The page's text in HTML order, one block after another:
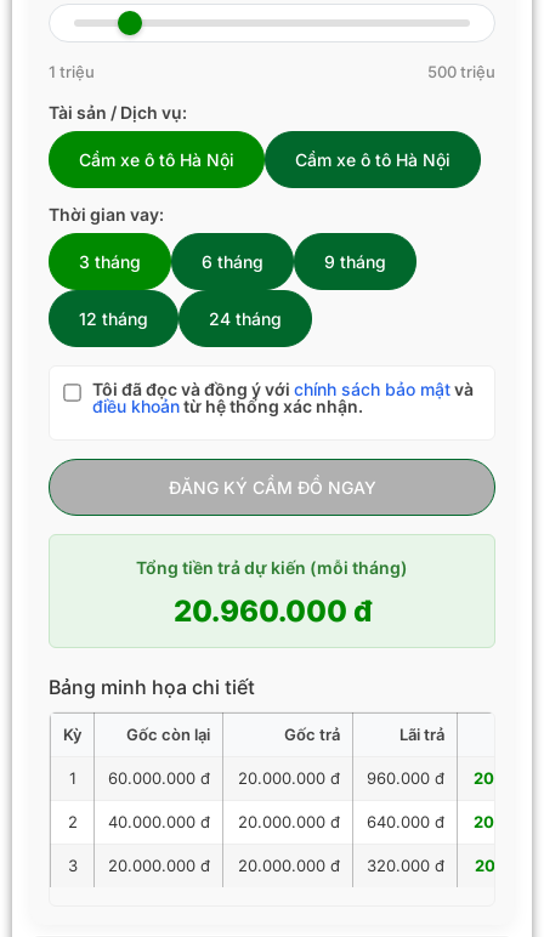
1 triệu 500 triệu
Tài sản / Dịch vụ:
Cầm xe ô tô Hà Nội Cầm xe ô tô Hà Nội
Thời gian vay:
3 tháng 6 tháng 9 tháng
12 tháng 24 tháng
Tôi đã đọc và đồng ý với chính sách bảo mậtvà
điều khoảntừ hệ thống xác nhận.
ĐĂNG KÝ CẦM ĐỒ NGAY
Tổng tiền trả dự kiến (mỗi tháng)
20.960.000 đ
Bảng minh họa chi tiết
Kỳ Gốc còn lại Gốc trả Lãi trả
1 60.000.000 đ 20.000.000 đ 960.000 đ
2 40.000.000 đ 20.000.000 đ 640.000 đ
3 20.000.000 đ 20.000.000 đ 320.000 đ